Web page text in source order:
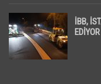
İBB,
EDİYOR